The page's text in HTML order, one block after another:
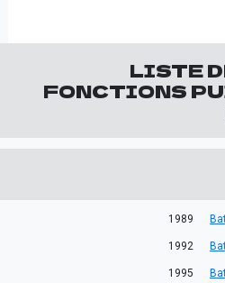
LISTE
FONCTIONS
1989
1992
1995